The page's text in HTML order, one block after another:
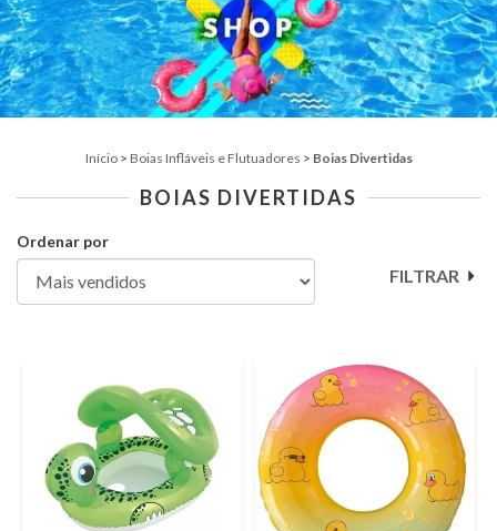
Início > Boias Infláveis e Flutuadores > Boias Divertidas
BOIAS DIVERTIDAS
Ordenar por
FILTRAR